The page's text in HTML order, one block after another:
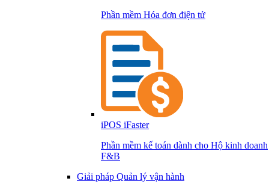
Phần mềm Hóa đơn điện tử
iPOS iFaster
Phần mềm kế toán dành cho Hộ kinh doanh
F&B
Giải pháp Quản lý vận hành